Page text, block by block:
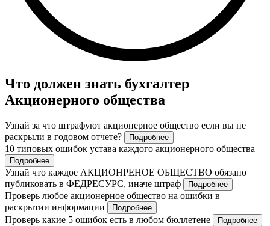
Что должен знать бухгалтер
Акционерного общества
Узнай за что штрафуют акционерное общество если вы не
раскрыли в годовом отчете?
Подробнее
10 типовых ошибок устава каждого акционерного общества
Подробнее
Узнай что каждое АКЦИОНРЕНОЕ ОБЩЕСТВО обязано
публиковать в ФЕДРЕСУРС, иначе штраф
Подробнее
Проверь любое акционерное общество на ошибки в
раскрытии информации
Подробнее
Проверь какие 5 ошибок есть в любом бюллетене Подробнее